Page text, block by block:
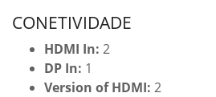
CONETIVIDADE
HDMI In: 2
DP In: 1
Version of HDMI: 2